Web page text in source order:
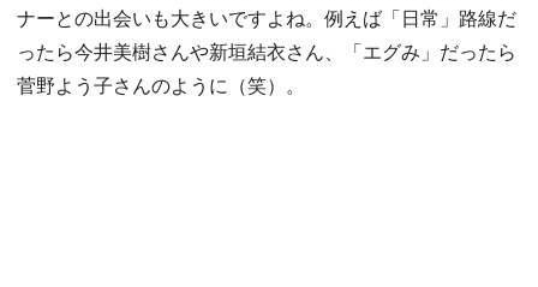
ナーとの出会いも大きいですよね。例えば「日常」路線だ
ったら今井美樹さんや新垣結衣さん、「エグみ」だったら
菅野よう子さんのように（笑）。